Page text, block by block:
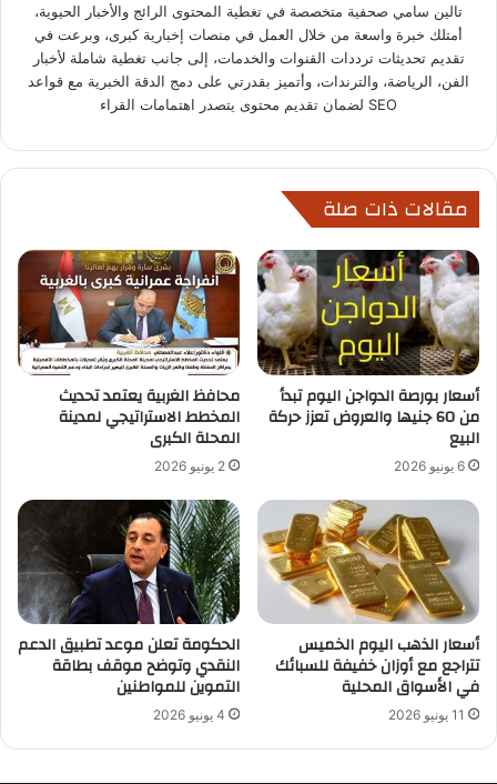
تالين سامي صحفية متخصصة في تغطية المحتوى الرائج والأخبار الحيوية،
أمتلك خبرة واسعة من خلال العمل في منصات إخبارية كبرى، وبرعت في
تقديم تحديثات ترددات القنوات والخدمات، إلى جانب تغطية شاملة لأخبار
الفن، الرياضة، والترندات، وأتميز بقدرتي على دمج الدقة الخبرية مع قواعد
SEO لضمان تقديم محتوى يتصدر اهتمامات القراء
مقالات ذات صلة
أسعار بورصة الدواجن اليوم تبدأ
من 60 جنيها والعروض تعزز حركة
البيع
6 يونيو 2026
محافظ الغربية يعتمد تحديث
المخطط الاستراتيجي لمدينة
المحلة الكبرى
2 يونيو 2026
أسعار الذهب اليوم الخميس
تتراجع مع أوزان خفيفة للسبائك
في الأسواق المحلية
11 يونيو 2026
الحكومة تعلن موعد تطبيق الدعم
النقدي وتوضح موقف بطاقة
التموين للمواطنين
4 يونيو 2026